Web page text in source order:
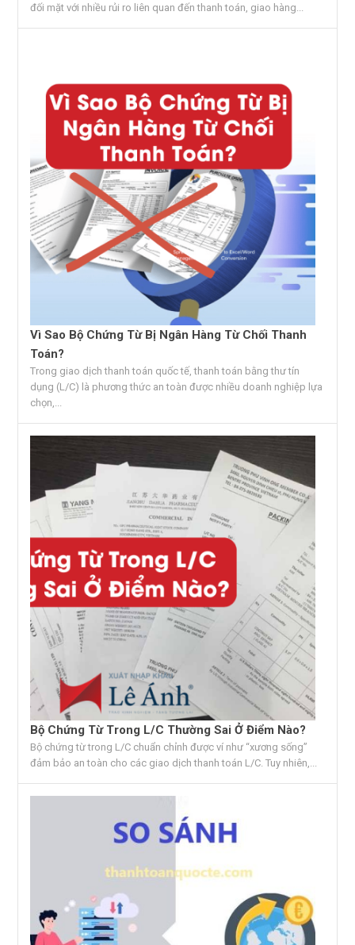
đối mặt với nhiều rủi ro liên quan đến thanh toán, giao hàng...
Vì Sao Bộ Chứng Từ Bị Ngân Hàng Từ Chối Thanh
Toán?
Trong giao dịch thanh toán quốc tế, thanh toán bằng thư tín
dụng (L/C) là phương thức an toàn được nhiều doanh nghiệp lựa
chọn,...
Bộ Chứng Từ Trong L/C Thường Sai Ở Điểm Nào?
Bộ chứng từ trong L/C chuẩn chỉnh được ví như “xương sống”
đảm bảo an toàn cho các giao dịch thanh toán L/C. Tuy nhiên,...